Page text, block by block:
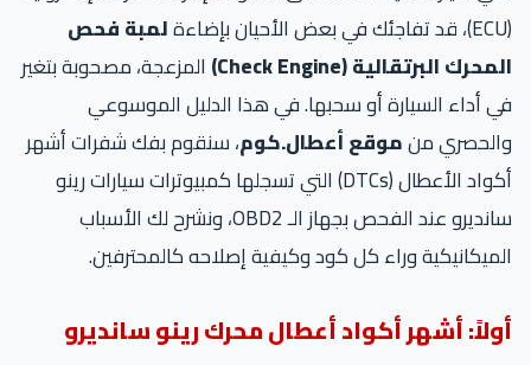
(ECU)، قد تفاجئك في بعض الأحيان بإضاءة
لمبة فحص
المحرك البرتقالية (Check Engine)
المزعجة، مصحوبة بتغير
في أداء السيارة أو سحبها. في هذا الدليل الموسوعي
والحصري منموقع أعطال.كوم، سنقوم بفك شفرات أشهر
أكواد الأعطال (DTCs) التي تسجلها كمبيوترات سيارات رينو
سانديرو عند الفحص بجهاز الـ OBD2، ونشرح لك الأسباب
الميكانيكية وراء كل كود وكيفية إصلاحه كالمحترفين.
أولاً: أشهر أكواد أعطال محرك رينو سانديرو